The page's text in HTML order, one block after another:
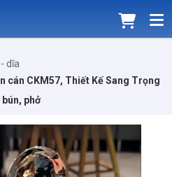
dĩa
cán CKM57, Thiết Kế Sang Trọng
phở